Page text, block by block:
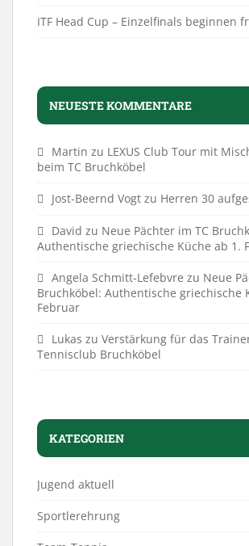
ITF Head Cup – Einzelfinals beginnen
NEUESTE KOMMENTARE
Martin zu LEXUS Club Tour mit
beim TC Bruchköbel
Jost-Beernd Vogt zu Herren 30
David zu Neue Pächter im TC
Authentische griechische Küche ab 1.
Angela Schmitt-Lefebvre zu Neue
Bruchköbel: Authentische griechische
Februar
Lukas zu Verstärkung für das
Tennisclub Bruchköbel
KATEGORIEN
Jugend aktuell
Sportlerehrung